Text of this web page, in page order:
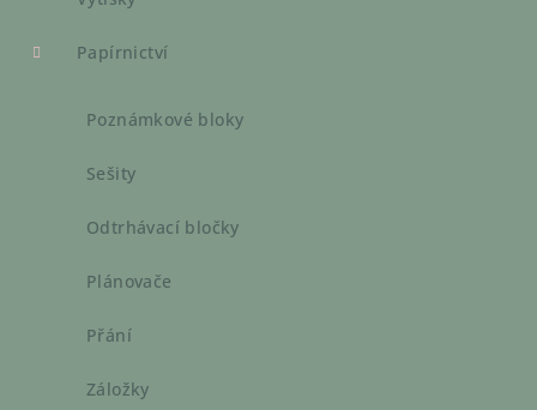
Papírnictví
Poznámkové bloky
Sešity
Odtrhávací bločky
Plánovače
Přání
Záložky